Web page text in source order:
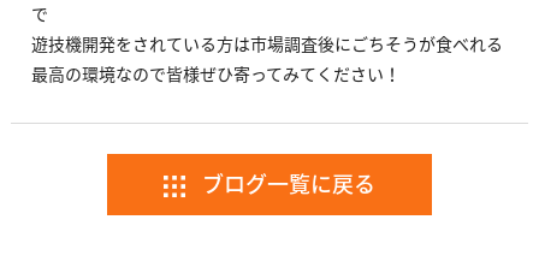
で
遊技機開発をされている方は市場調査後にごちそうが食べれる
最高の環境なので皆様ぜひ寄ってみてください！
ブログ一覧に戻る